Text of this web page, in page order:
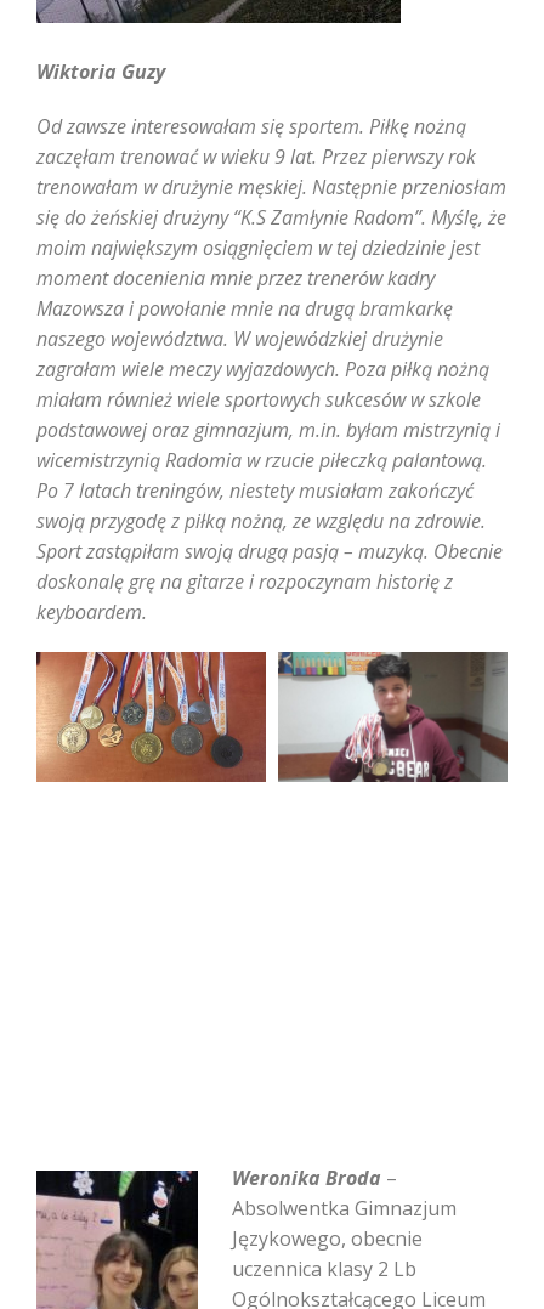
Wiktoria Guzy
Od zawsze interesowałam się sportem. Piłkę nożną
zaczęłam trenować w wieku 9 lat. Przez pierwszy rok
trenowałam w drużynie męskiej. Następnie przeniosłam
się do żeńskiej drużyny “K.S Zamłynie Radom”. Myślę, że
moim największym osiągnięciem w tej dziedzinie jest
moment docenienia mnie przez trenerów kadry
Mazowsza i powołanie mnie na drugą bramkarkę
naszego województwa. W wojewódzkiej drużynie
zagrałam wiele meczy wyjazdowych. Poza piłką nożną
miałam również wiele sportowych sukcesów w szkole
podstawowej oraz gimnazjum, m.in. byłam mistrzynią i
wicemistrzynią Radomia w rzucie piłeczką palantową.
Po 7 latach treningów, niestety musiałam zakończyć
swoją przygodę z piłką nożną, ze względu na zdrowie.
Sport zastąpiłam swoją drugą pasją – muzyką. Obecnie
doskonalę grę na gitarze i rozpoczynam historię z
keyboardem.
Weronika Broda –
Absolwentka Gimnazjum
Językowego, obecnie
uczennica klasy 2 Lb
Ogólnokształcącego Liceum